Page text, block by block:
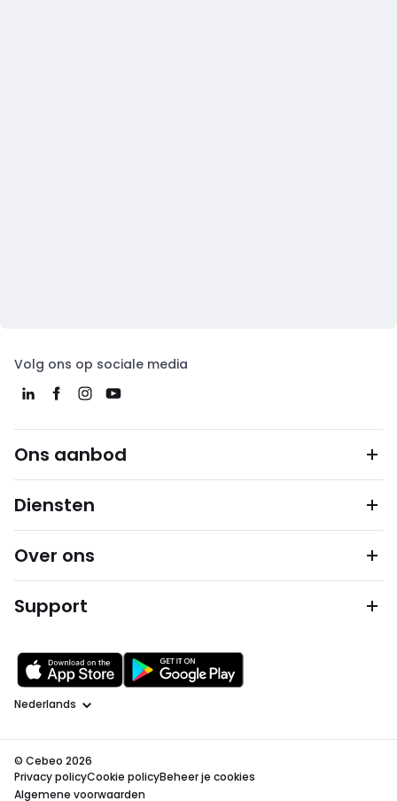
Volg ons op sociale media
Ons aanbod
Diensten
Over ons
Support
Taal
© Cebeo 2026
Privacy policyCookie policyBeheer je cookies
Algemene voorwaarden